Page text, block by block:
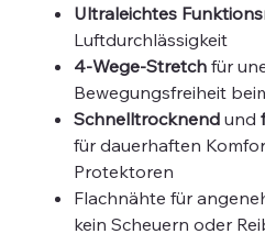
Ultraleichtes
Luftdurchlässigkeit
4-Wege-Stretch für
Bewegungsfreiheit
Schnelltrocknend und
für dauerhaften
Protektoren
Flachnähte für
kein Scheuern oder